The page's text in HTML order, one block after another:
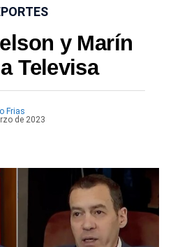
y Marín
a Televisa
Frias
de 2023